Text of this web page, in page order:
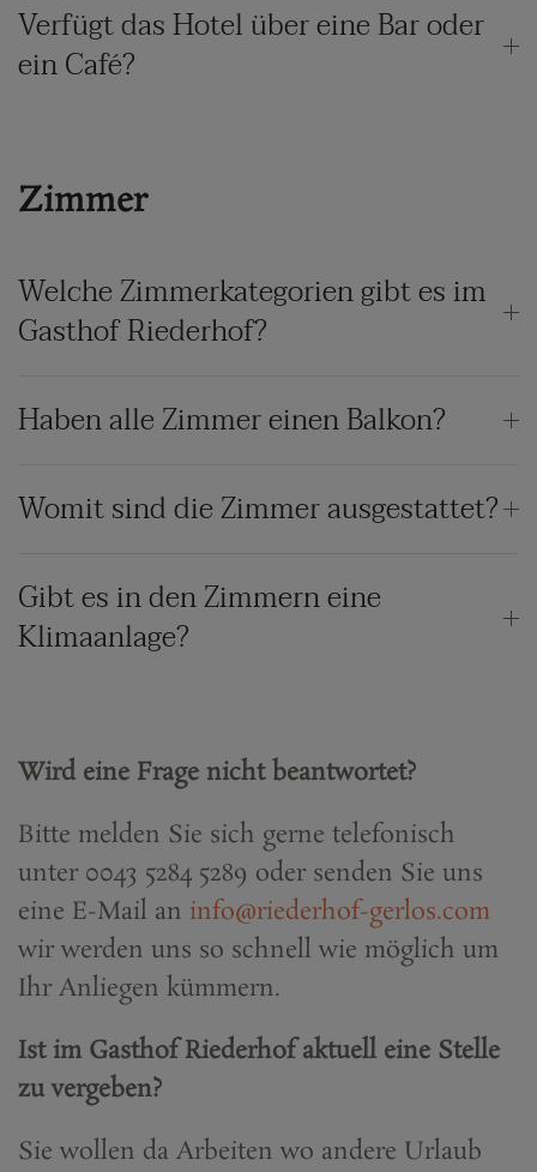
Verfügt das Hotel über eine Bar oder
ein Café?
Zimmer
Welche Zimmerkategorien gibt es im
Gasthof Riederhof?
Haben alle Zimmer einen Balkon?
Womit sind die Zimmer ausgestattet?
Gibt es in den Zimmern eine
Klimaanlage?
Wird eine Frage nicht beantwortet?
Bitte melden Sie sich gerne telefonisch
unter 0043 5284 5289 oder senden Sie uns
eine E-Mail an info@riederhof-gerlos.com
wir werden uns so schnell wie möglich um
Ihr Anliegen kümmern.
Ist im Gasthof Riederhof aktuell eine Stelle
zu vergeben?
Sie wollen da Arbeiten wo andere Urlaub